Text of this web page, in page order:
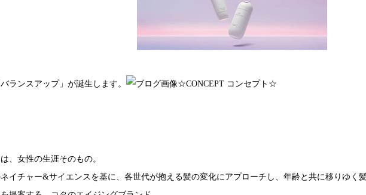
ランスアップ」が誕生します。 ☆CONCEPT コンセプト☆
、女性の生涯そのもの。
イチャー&サイエンスを基に、各世代が抱える髪の変化にアプローチし、年齢と共に移りゆく